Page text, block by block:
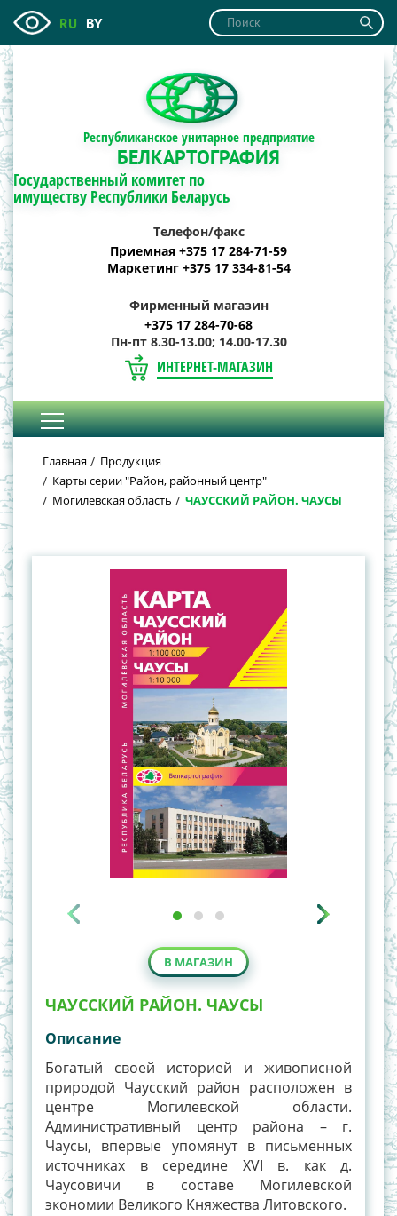
RU BY
Республиканское унитарное предприятие
БЕЛКАРТОГРАФИЯ
Государственный комитет по
имуществу Республики Беларусь
Телефон/факс
Приемная +375 17 284-71-59
Маркетинг +375 17 334-81-54
Фирменный магазин
+375 17 284-70-68
Пн-пт 8.30-13.00; 14.00-17.30
ИНТЕРНЕТ-МАГАЗИН
Главная
Продукция
Карты серии "Район, районный центр"
Могилёвская область
ЧАУССКИЙ РАЙОН. ЧАУСЫ
В МАГАЗИН
ЧАУССКИЙ РАЙОН. ЧАУСЫ
Описание
Богатый своей историей и живописной
природой Чаусский район расположен в
центре Могилевской области.
Административный центр района – г.
Чаусы, впервые упомянут в письменных
источниках в середине XVI в. как д.
Чаусовичи в составе Могилевской
экономии Великого Княжества Литовского.